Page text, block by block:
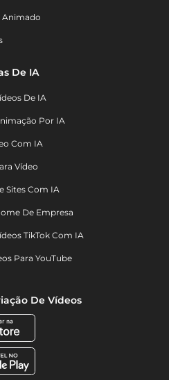
Animado
De IA
De IA
Por IA
Com IA
Vídeo
Sites Com IA
De Empresa
TikTok Com IA
Para YouTube
De Vídeos